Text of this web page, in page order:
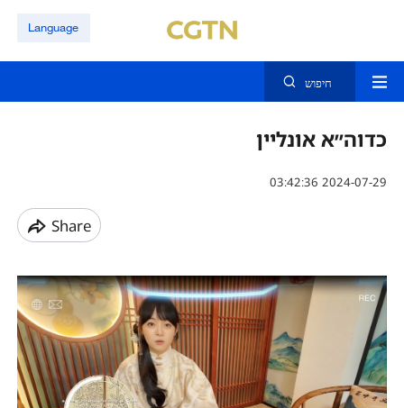
Language
חיפוש
כדוה״א אונליין
03:42:36 2024-07-29
Share